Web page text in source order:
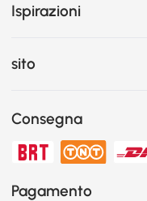
Ispirazioni
sito
Consegna
Pagamento